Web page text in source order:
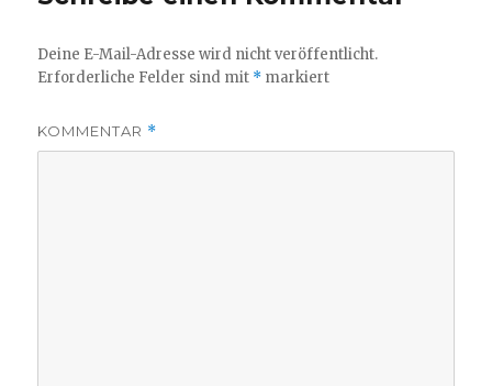
Deine E-Mail-Adresse wird nicht veröffentlicht.
Erforderliche Felder sind mit * markiert
KOMMENTAR *